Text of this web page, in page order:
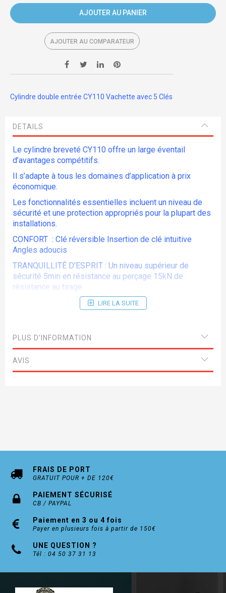
AJOUTER AU PANIER
AJOUTER AU COMPARATEUR
Cylindre double entrée CY110 Vachette avec 5 Clés
DETAILS
Le cylindre breveté CY110 offre un large éventail
d’avantages compétitifs.
Il s’adapte à tous les domaines d’application à prix
économique.
Les fonctionnalités essentielles incluent un niveau de
sécurité et une protection appropriés pour la plupart des
installations.
CONFORT : Clé réversible Insertion de clé intuitive
Angles adoucis
TRANQUILLITÉ D'ESPRIT : Un niveau supérieur de
sécurité 5min en résistance au perçage 15kN de
résistance au tirage
Résistance au crochetage Résistance au bumping
(version varié) Endurance : 500 000 cycles au test de
standard de 96h Sécurité améliorée grâce au profil
conforme à la norme SKG** * Test en accéléré
EXCLUSIVITÉ À LONG TERME : Protégé par un nouveau
En option : Nous contacter Disponible en organigramme,
cylindres s'entrouvrants
OFFRE SPECIALE LIVRE AVEC 5 CLES (au lieu de 3
LIRE LA SUITE
PLUS D’INFORMATION
AVIS
FRAIS DE PORT
GRATUIT POUR + DE 120€
PAIEMENT SÉCURISÉ
CB / PAYPAL
Paiement en 3 ou 4 fois
Payer en plusieurs fois à partir de 150€
UNE QUESTION ?
Tél : 04 50 37 31 13